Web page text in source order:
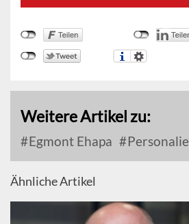
Weitere Artikel zu:
Egmont Ehapa Personalie
Ähnliche Artikel